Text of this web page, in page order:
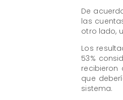
De
las
otro lado,
Los
53%
recibieron
que
sistema.